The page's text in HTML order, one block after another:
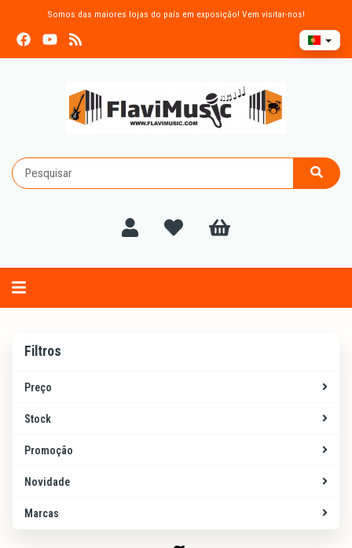
Somos das maiores lojas do país em exposição! Vem visitar-nos!
Alternar
Filtros
Preço
Stock
Promoção
Novidade
Marcas